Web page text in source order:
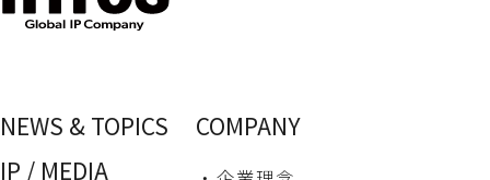
NEWS & TOPICS
IP / MEDIA
COMPANY